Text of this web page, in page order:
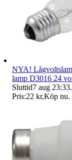
NYA!
lamp D3016 24
Sluttid7 aug 23:33.
Pris:22 kr,Köp nu.